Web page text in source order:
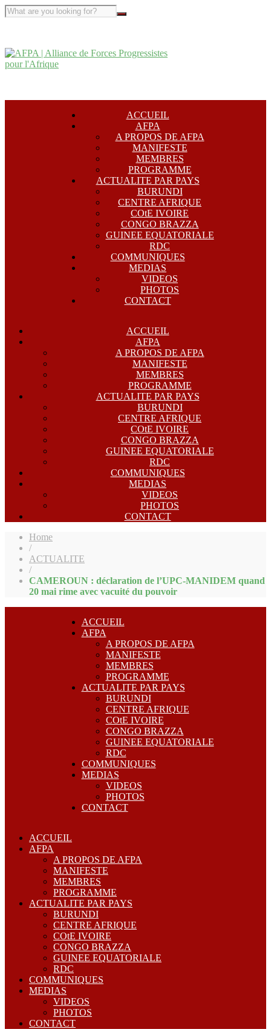
ACCUEIL
AFPA
A PROPOS DE AFPA
MANIFESTE
MEMBRES
PROGRAMME
ACTUALITE PAR PAYS
BURUNDI
CENTRE AFRIQUE
COtE IVOIRE
CONGO BRAZZA
GUINEE EQUATORIALE
RDC
COMMUNIQUES
MEDIAS
VIDEOS
PHOTOS
CONTACT
ACCUEIL
AFPA
A PROPOS DE AFPA
MANIFESTE
MEMBRES
PROGRAMME
ACTUALITE PAR PAYS
BURUNDI
CENTRE AFRIQUE
COtE IVOIRE
CONGO BRAZZA
GUINEE EQUATORIALE
RDC
COMMUNIQUES
MEDIAS
VIDEOS
PHOTOS
CONTACT
Home
/
ACTUALITE
/
CAMEROUN : déclaration de l’UPC-MANIDEM quand
20 mai rime avec vacuité du pouvoir
ACCUEIL
AFPA
A PROPOS DE AFPA
MANIFESTE
MEMBRES
PROGRAMME
ACTUALITE PAR PAYS
BURUNDI
CENTRE AFRIQUE
COtE IVOIRE
CONGO BRAZZA
GUINEE EQUATORIALE
RDC
COMMUNIQUES
MEDIAS
VIDEOS
PHOTOS
CONTACT
ACCUEIL
AFPA
A PROPOS DE AFPA
MANIFESTE
MEMBRES
PROGRAMME
ACTUALITE PAR PAYS
BURUNDI
CENTRE AFRIQUE
COtE IVOIRE
CONGO BRAZZA
GUINEE EQUATORIALE
RDC
COMMUNIQUES
MEDIAS
VIDEOS
PHOTOS
CONTACT